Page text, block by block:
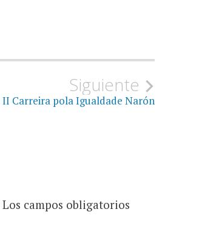
Siguiente
II Carreira pola Igualdade Narón
Los campos obligatorios